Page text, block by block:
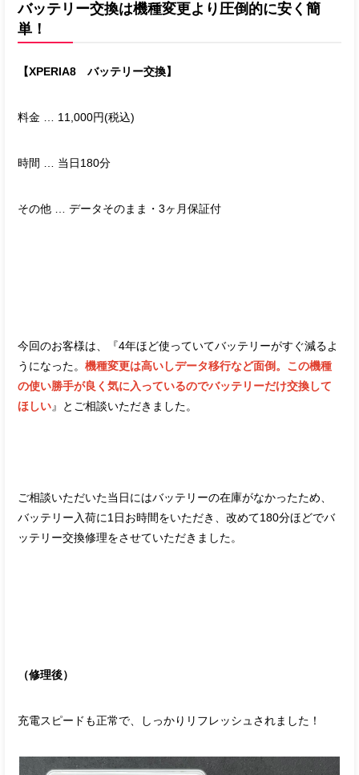
バッテリー交換は機種変更より圧倒的に安く簡
単！
【XPERIA8 バッテリー交換】
料金 … 11,000円(税込)
時間 … 当日180分
その他 … データそのまま・3ヶ月保証付
今回のお客様は、『4年ほど使っていてバッテリーがすぐ減るよ
うになった。機種変更は高いしデータ移行など面倒。この機種
の使い勝手が良く気に入っているのでバッテリーだけ交換して
ほしい』とご相談いただきました。
ご相談いただいた当日にはバッテリーの在庫がなかったため、
バッテリー入荷に1日お時間をいただき、改めて180分ほどでバ
ッテリー交換修理をさせていただきました。
（修理後）
充電スピードも正常で、しっかりリフレッシュされました！